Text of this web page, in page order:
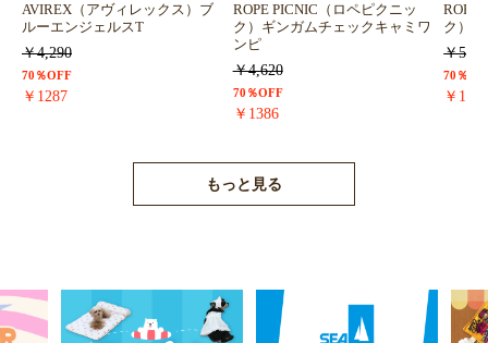
AVIREX（アヴィレックス）ブ
ルーエンジェルスT
￥4,290
70％OFF
￥1287
ROPE PICNIC（ロペピクニッ
ク）ギンガムチェックキャミワ
ンピ
￥4,620
70％OFF
￥1386
ROPE
ク）
￥
70％
￥
もっと見る